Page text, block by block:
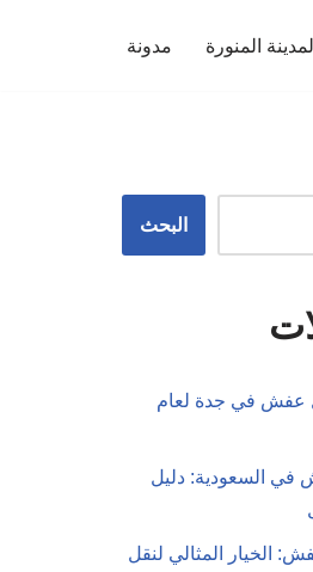
المدينة المنورة مدونة
البحث
نقل عفش في جدة لعام
في السعودية: دليل
الخيار المثالي لنقل